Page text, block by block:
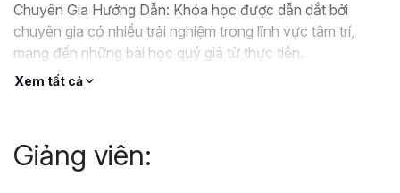
Chuyên Gia Hướng Dẫn: Khóa học được dẫn dắt bởi
chuyên gia có nhiều trải nghiệm trong lĩnh vực tâm trí,
mang đến những bài học quý giá từ thực tiễn.
Tính Ứng Dụng của Khóa Học:
Lợi ích của khoá học:
Xem tất cả
Giảng viên: